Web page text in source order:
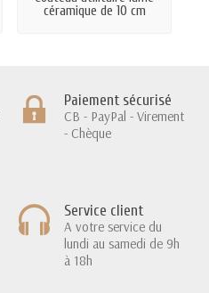
céramique de 10 cm
Paiement sécurisé
CB - PayPal - Virement
- Chèque
Service client
A votre service du
lundi au samedi de 9h
à 18h